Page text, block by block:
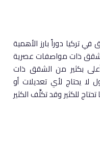
تركيا دوراً بارز الأهمية
ذات مواصفات عصرية
بكثير من الشقق ذات
لا يحتاج لأي تعديلات أو
للكثير وقد تكلِّف الكثير